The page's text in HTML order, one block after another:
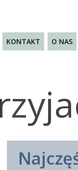
KONTAKT O NAS